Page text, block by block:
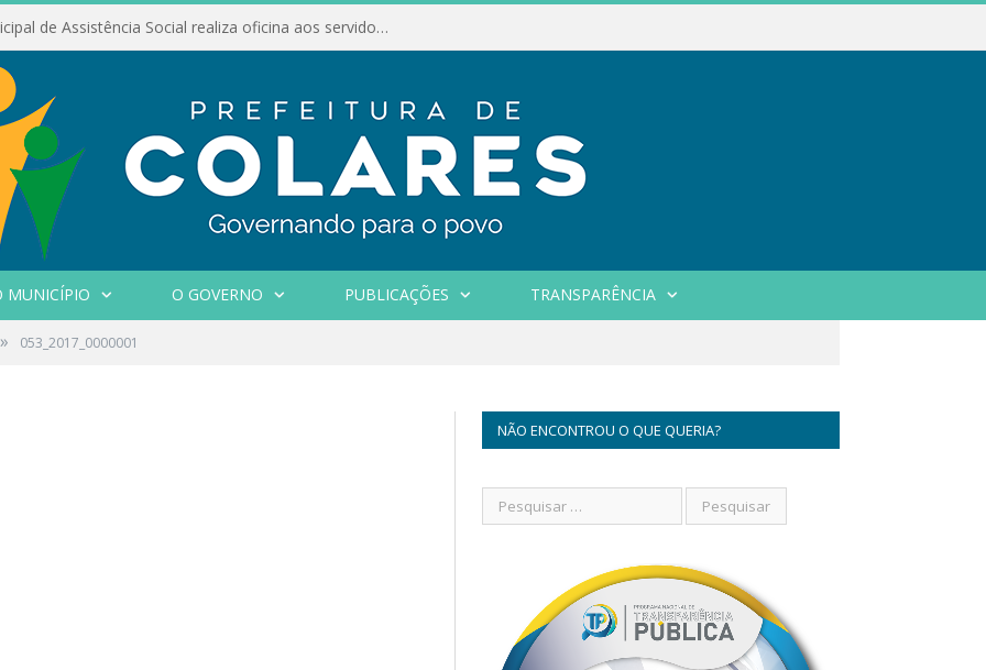
Conselho Municipal de Assistência Social realiza oficina aos servidores
MUNICÍPIO O GOVERNO PUBLICAÇÕES TRANSPARÊNCIA
» 053_2017_0000001
NÃO ENCONTROU O QUE QUERIA?